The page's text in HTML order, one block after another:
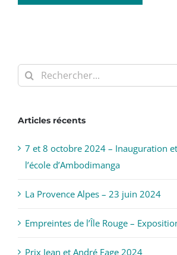
Rechercher:
Articles récents
7 et 8 octobre 2024 – Inauguration
l’école d’Ambodimanga
La Provence Alpes – 23 juin 2024
Empreintes de l’Île Rouge –